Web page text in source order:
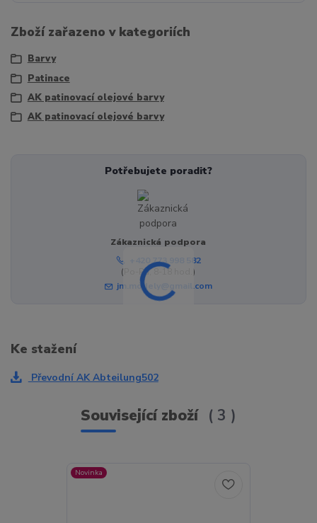
Zboží zařazeno v kategoriích
Barvy
Patinace
AK patinovací olejové barvy
AK patinovací olejové barvy
Potřebujete poradit?
Zákaznická podpora
+420 773 998 582
(Po-Pá, 8-18 hod.)
jm.modely@gmail.com
Ke stažení
Převodní AK Abteilung502
Související zboží 3
Novinka